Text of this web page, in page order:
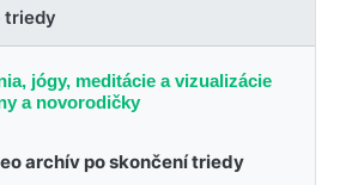
triedy
jógy, meditácie a vizualizácie
a novorodičky
archív po skončení triedy